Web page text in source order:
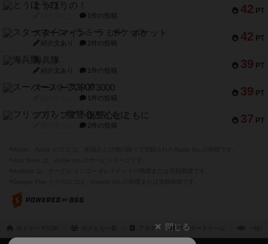
42 PT
とうほうの！
1件の投稿
42 PT
スターマイン・ラミー ポケット
紹介文あり 2件の投稿
39 PT
海兵隊
紹介文あり 1件の投稿
39 PT
スーパーストア3000
1件の投稿
37 PT
フリップ７：復讐心とともに
2件の投稿
アダチ マイボードゲーム
閉じる